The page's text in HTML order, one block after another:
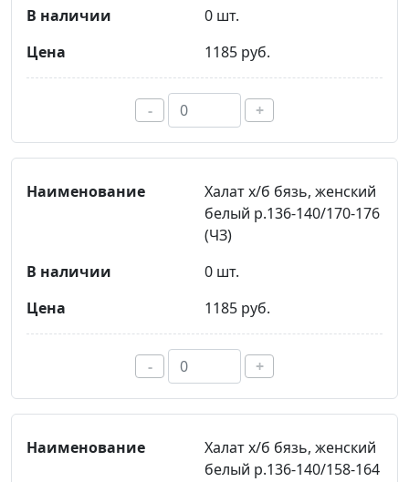
0 шт.
1185 руб.
- +
Халат х/б бязь, женский
белый р.136-140/170-176
(ЧЗ)
0 шт.
1185 руб.
- +
Халат х/б бязь, женский
белый р.136-140/158-164